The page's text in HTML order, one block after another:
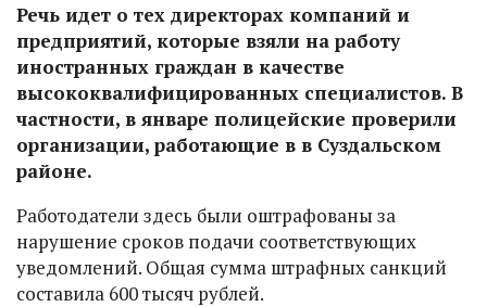
Речь идет о тех директорах компаний и
предприятий, которые взяли на работу
иностранных граждан в качестве
высококвалифицированных специалистов. В
частности, в январе полицейские проверили
организации, работающие в в Суздальском
районе.
Работодатели здесь были оштрафованы за
нарушение сроков подачи соответствующих
уведомлений. Общая сумма штрафных санкций
составила 600 тысяч рублей.